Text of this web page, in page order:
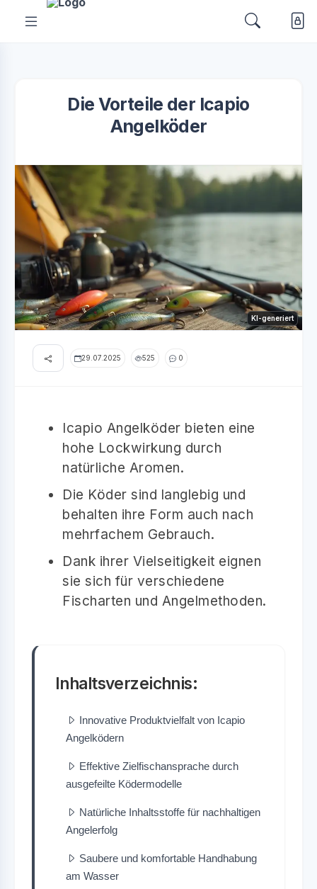
Die Vorteile der Icapio
Angelköder
KI-generiert
29.07.2025 525 0
Icapio Angelköder bieten eine
hohe Lockwirkung durch
natürliche Aromen.
Die Köder sind langlebig und
behalten ihre Form auch nach
mehrfachem Gebrauch.
Dank ihrer Vielseitigkeit eignen
sie sich für verschiedene
Fischarten und Angelmethoden.
Inhaltsverzeichnis:
Innovative Produktvielfalt von Icapio
Angelködern
Effektive Zielfischansprache durch
ausgefeilte Ködermodelle
Natürliche Inhaltsstoffe für nachhaltigen
Angelerfolg
Saubere und komfortable Handhabung
am Wasser